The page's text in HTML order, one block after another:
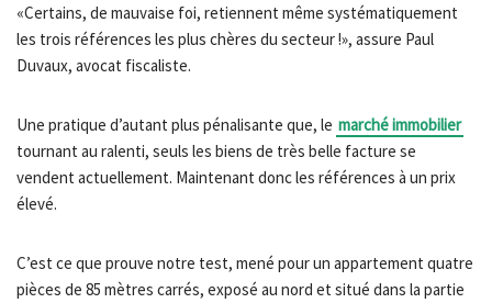
«Certains, de mauvaise foi, retiennent même systématiquement
les trois références les plus chères du secteur !», assure Paul
Duvaux, avocat fiscaliste.
Une pratique d’autant plus pénalisante que, le marché immobilier
tournant au ralenti, seuls les biens de très belle facture se
vendent actuellement. Maintenant donc les références à un prix
élevé.
C’est ce que prouve notre test, mené pour un appartement quatre
pièces de 85 mètres carrés, exposé au nord et situé dans la partie